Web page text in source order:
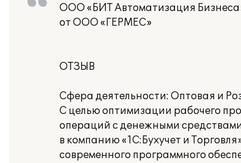
ООО «БИТ Автоматизация
от ООО «ГЕРМЕС»
ОТЗЫВ
Сфера деятельности: Оптовая и
С целью оптимизации рабочего
операций с денежными
в компанию «1С:Бухучет и
современного программного